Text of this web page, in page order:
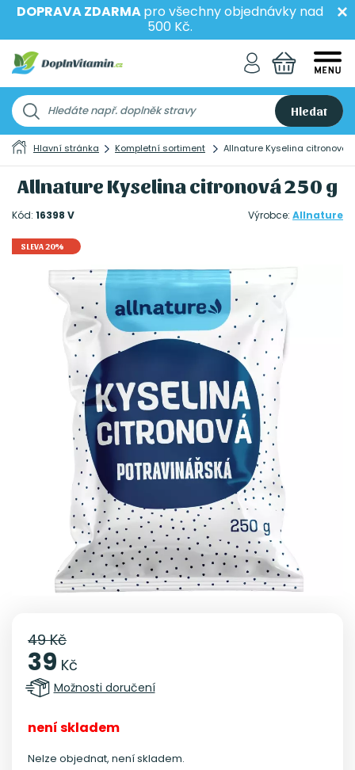
DOPRAVA ZDARMApro všechny objednávky nad
500 Kč.
Hledat
Hlavní stránka Kompletní sortiment Allnature Kyselina citronová
Allnature Kyselina citronová 250 g
Kód: 16398 V Výrobce: Allnature
SLEVA 20%
49 Kč
39 Kč
Možnosti doručení
není skladem
Nelze objednat, není skladem.